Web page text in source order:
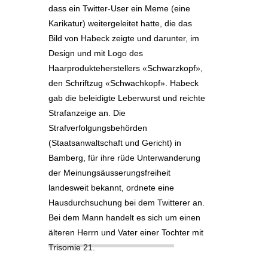
dass ein Twitter-User ein Meme (eine
Karikatur) weitergeleitet hatte, die das
Bild von Habeck zeigte und darunter, im
Design und mit Logo des
Haarprodukteherstellers «Schwarzkopf»,
den Schriftzug «Schwachkopf». Habeck
gab die beleidigte Leberwurst und reichte
Strafanzeige an. Die
Strafverfolgungsbehörden
(Staatsanwaltschaft und Gericht) in
Bamberg, für ihre rüde Unterwanderung
der Meinungsäusserungsfreiheit
landesweit bekannt, ordnete eine
Hausdurchsuchung bei dem Twitterer an.
Bei dem Mann handelt es sich um einen
älteren Herrn und Vater einer Tochter mit
Trisomie 21.